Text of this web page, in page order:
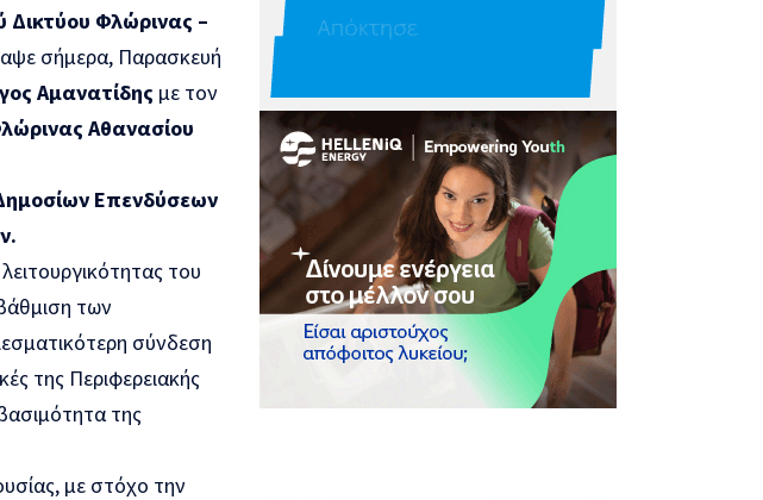
Δικτύου Φλώρινας –
σήμερα, Παρασκευή
Αμανατίδης με τον
Αθανασίου
Επενδύσεων
.
του
των
σύνδεση
της Περιφερειακής
της
με στόχο την